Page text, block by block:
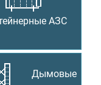
АЗС
Дымовые